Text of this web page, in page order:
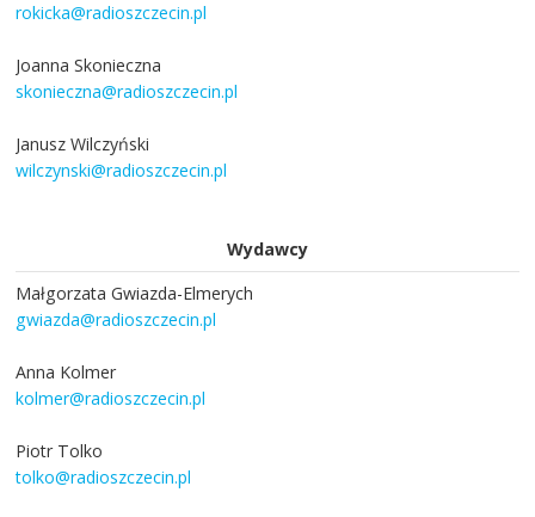
rokicka@radioszczecin.pl
Joanna Skonieczna
skonieczna@radioszczecin.pl
Janusz Wilczyński
wilczynski@radioszczecin.pl
Wydawcy
Małgorzata Gwiazda-Elmerych
gwiazda@radioszczecin.pl
Anna Kolmer
kolmer@radioszczecin.pl
Piotr Tolko
tolko@radioszczecin.pl